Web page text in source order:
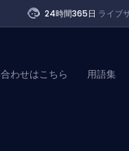
24時間365日 ライブ
わせはこちら 用語集